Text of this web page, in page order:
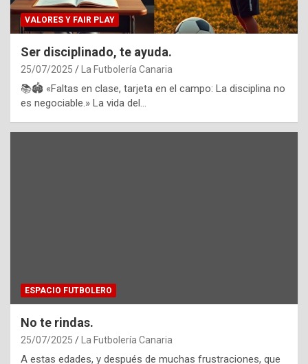
VALORES Y FAIR PLAY
Ser disciplinado, te ayuda.
25/07/2025 La Futbolería Canaria
📚🏟 «Faltas en clase, tarjeta en el campo: La disciplina no
es negociable.» La vida del…
ESPACIO FUTBOLERO
No te rindas.
25/07/2025 La Futbolería Canaria
A estas edades, y después de muchas frustraciones, que